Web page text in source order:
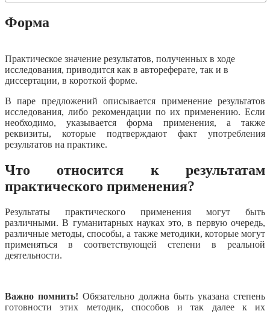
Форма
Практическое значение результатов, полученных в ходе
исследования, приводится как в автореферате, так и в
диссертации, в короткой форме.
В паре предложений описывается применение результатов
исследования, либо рекомендации по их применению. Если
необходимо, указывается форма применения, а также
реквизиты, которые подтверждают факт употребления
результатов на практике.
Что относится к результатам
практического применения?
Результаты практического применения могут быть
различными. В гуманитарных науках это, в первую очередь,
различные методы, способы, а также методики, которые могут
применяться в соответствующей степени в реальной
деятельности.
Важно помнить! Обязательно должна быть указана степень
готовности этих методик, способов и так далее к их